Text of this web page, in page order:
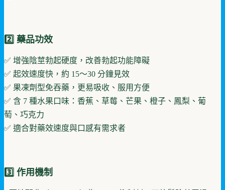
2️⃣ 藥品功效
✅ 增強陰莖勃起硬度，改善勃起功能障礙
✅ 起效速度快，約 15～30 分鐘見效
✅ 果凍劑型免吞藥，更易吸收、服用方便
✅ 含 7 種水果口味：香蕉、草莓、芒果、橙子、鳳梨、葡
萄、巧克力
✅ 適合對藥效速度與口感有需求者
3️⃣ 作用機制